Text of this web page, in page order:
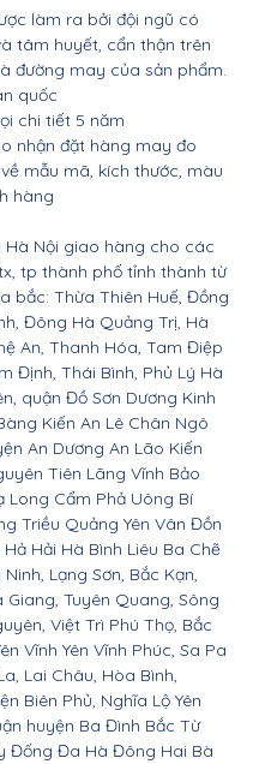
làm ra bởi đội ngũ có
tâm huyết, cẩn thận trên
đường may của sản phẩm.
quốc
chi tiết 5 năm
nhận đặt hàng may đo
mẫu mã, kích thước, màu
hàng
Hà Nội giao hàng cho các
tp thành phố tỉnh thành từ
bắc: Thừa Thiên Huế, Đồng
Đông Hà Quảng Trị, Hà
An, Thanh Hóa, Tam Điệp
Định, Thái Bình, Phủ Lý Hà
quận Đồ Sơn Dương Kinh
Kiến An Lê Chân Ngô
An Dương An Lão Kiến
Tiên Lãng Vĩnh Bảo
Long Cẩm Phả Uông Bí
Triều Quảng Yên Vân Đồn
Hải Hà Bình Liêu Ba Chẽ
Lạng Sơn, Bắc Kạn,
Giang, Tuyên Quang, Sông
Việt Trì Phú Thọ, Bắc
Vĩnh Yên Vĩnh Phúc, Sa Pa
Lai Châu, Hòa Bình,
Biên Phủ, Nghĩa Lộ Yên
huyện Ba Đình Bắc Từ
Đống Đa Hà Đông Hai Bà